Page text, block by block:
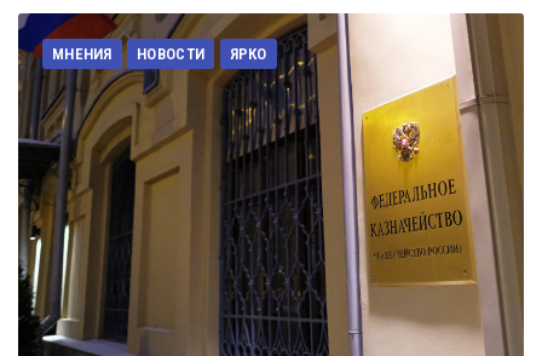
МНЕНИЯ НОВОСТИ ЯРКО